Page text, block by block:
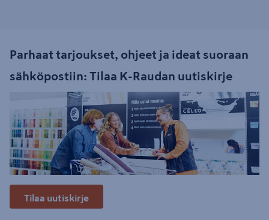
Parhaat tarjoukset, ohjeet ja ideat suoraan
sähköpostiin: Tilaa K-Raudan uutiskirje
Tilaa uutiskirje